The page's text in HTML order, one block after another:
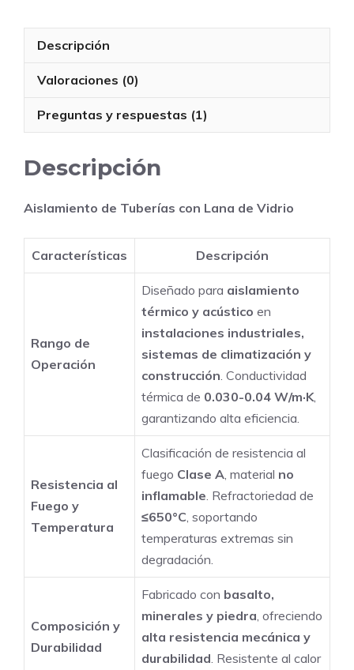
Vidrio
-
Aislamiento
Térmico
de
Resistente
Fuego
Clase
A
para
Techos
y
Paredes
cantidad
Descripción
Valoraciones (0)
Preguntas y respuestas (1)
Descripción
Aislamiento de Tuberías con Lana de Vidrio
Características Descripción
Rango de
Operación
Diseñado para aislamiento
térmico y acústico en
instalaciones industriales,
sistemas de climatización y
construcción . Conductividad
térmica de 0.030-0.04 W/m·K,
garantizando alta eficiencia.
Resistencia al
Fuego y
Temperatura
Clasificación de resistencia al
fuego Clase A , material no
inflamable . Refractoriedad de
≤650°C , soportando
temperaturas extremas sin
degradación.
Composición y
Durabilidad
Fabricado con basalto,
minerales y piedra , ofreciendo
alta resistencia mecánica y
durabilidad . Resistente al calor